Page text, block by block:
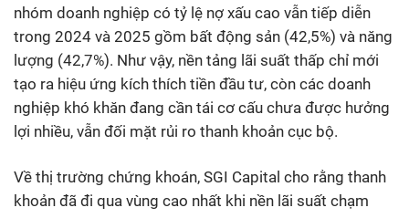
nhóm doanh nghiệp có tỷ lệ nợ xấu cao vẫn tiếp diễn
trong 2024 và 2025 gồm bất động sản (42,5%) và năng
lượng (42,7%). Như vậy, nền tảng lãi suất thấp chỉ mới
tạo ra hiệu ứng kích thích tiền đầu tư, còn các doanh
nghiệp khó khăn đang cần tái cơ cấu chưa được hưởng
lợi nhiều, vẫn đối mặt rủi ro thanh khoản cục bộ.
Về thị trường chứng khoán, SGI Capital cho rằng thanh
khoản đã đi qua vùng cao nhất khi nền lãi suất chạm